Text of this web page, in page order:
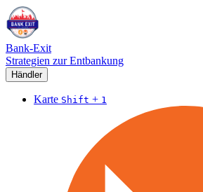
Bank-Exit
Strategien zur Entbankung
Händler
Karte Shift + 1